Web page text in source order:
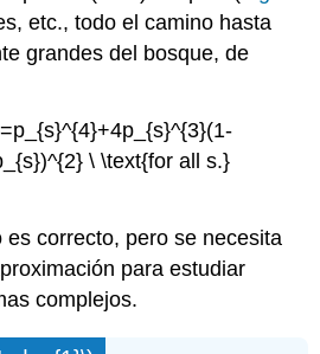
etc., todo el camino hasta
grandes del bosque, de
\ \text{for all s.}
es correcto, pero se necesita
para estudiar
complejos.